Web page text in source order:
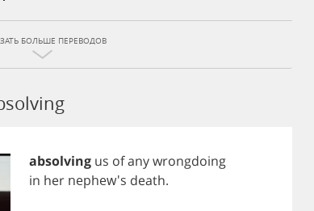
БОЛЬШЕ ПЕРЕВОДОВ
absolving us ofanywrongdoing
in her nephew's death.